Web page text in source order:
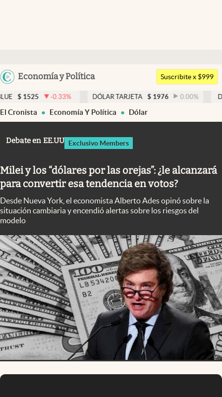
Argentina
Economía y Política
Members
Economía y Política
Finanzas y Mercados
Columnistas
Otras secciones
Apertura
Clase
Clima
Mundial 2026
Eventos Corporativos
El Cronista Studio
Mediakit
abre en nueva pestaña
Suscribite x $999
-0.33% DÓLAR TARJETA $ 1976 0.00 % DÓLAR MEP
El Cronista Economía Y Política Dólar
Debate en EE.UU Exclusivo Members
Milei y los “dólares por las orejas”: ¿le alcanzará
para convertir esa tendencia en votos?
Desde Nueva York, el economista Alberto Ades opinó sobre la
situación cambiaria y encendió alertas sobre los riesgos del
modelo